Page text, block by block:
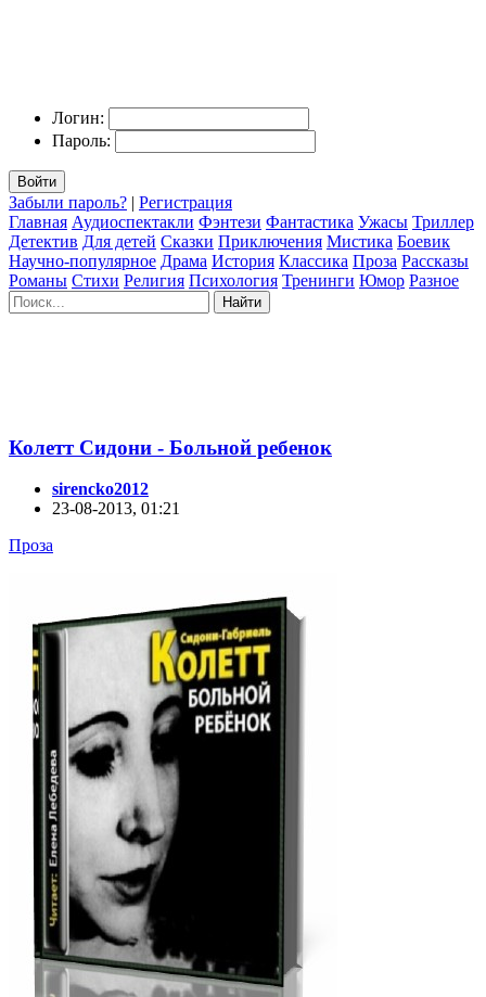
Логин:
Пароль:
Войти
Забыли пароль? | Регистрация
Главная Аудиоспектакли Фэнтези Фантастика Ужасы Триллер
Детектив Для детей Сказки Приключения Мистика Боевик
Научно-популярное Драма История Классика Проза Рассказы
Романы Стихи Религия Психология Тренинги Юмор Разное
Найти
Колетт Сидони - Больной ребенок
sirencko2012
23-08-2013, 01:21
Проза